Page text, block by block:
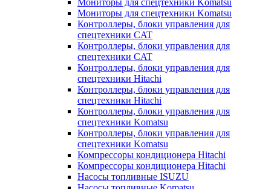
Мониторы для спецтехники Komatsu
Мониторы для спецтехники Komatsu
Контроллеры, блоки управления для
спецтехники CAT
Контроллеры, блоки управления для
спецтехники CAT
Контроллеры, блоки управления для
спецтехники Hitachi
Контроллеры, блоки управления для
спецтехники Hitachi
Контроллеры, блоки управления для
спецтехники Komatsu
Контроллеры, блоки управления для
спецтехники Komatsu
Компрессоры кондиционера Hitachi
Компрессоры кондиционера Hitachi
Насосы топливные ISUZU